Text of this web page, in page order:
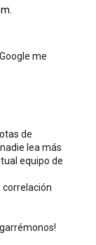
me
de
lea más
equipo de
correlación